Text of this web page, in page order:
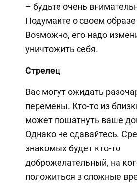
– будьте очень
Подумайте о своем
Возможно, его надо
уничтожить себя.
Стрелец
Вас могут ожидать
перемены. Кто-то из
может пошатнуть ваше
Однако не сдавайтесь.
знакомых будет кто-то
доброжелательный, на
положиться в сложные